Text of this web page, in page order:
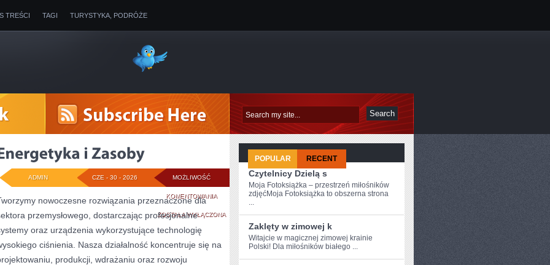
TREŚCI TAGI TURYSTYKA, PODRÓŻE
MOŻLIWOŚĆ
KOMENTOWANIAENERGETYKA
I
ZASOBY
ZOSTAŁA WYŁĄCZONA
CZE - 30 - 2026
ADMIN
nowoczesne rozwiązania przeznaczone dla
przemysłowego, dostarczając profesjonalne
oraz urządzenia wykorzystujące technologię
ciśnienia. Nasza działalność koncentruje się na
produkcji, wdrażaniu oraz rozwoju
POPULAR RECENT
Czytelnicy Dzielą s
Moja Fotoksiążka – przestrzeń miłośników
zdjęćMoja Fotoksiążka to obszerna strona
...
Zaklęty w zimowej k
Witajcie w magicznej zimowej krainie
Polski! Dla miłośników białego ...